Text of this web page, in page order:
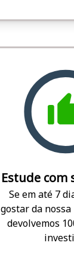
Estude com
Se em até 7
gostar da
devolvemos